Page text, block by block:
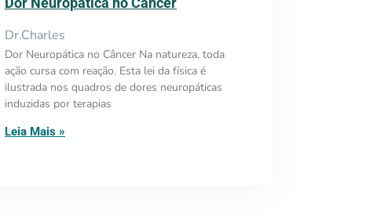
Dr.Charles
Dor Neuropática no Câncer Na natureza, toda
ação cursa com reação. Esta lei da física é
ilustrada nos quadros de dores neuropáticas
induzidas por terapias
Leia Mais »